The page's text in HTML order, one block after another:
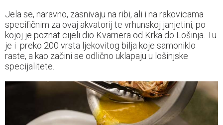
Jela se, naravno, zasnivaju na ribi, ali i na rakovicama
specifičnim za ovaj akvatorij te vrhunskoj janjetini, po
kojoj je poznat cijeli dio Kvarnera od Krka do Lošinja. Tu
je i preko 200 vrsta ljekovitog bilja koje samoniklo
raste, a kao začini se odlično uklapaju u lošinjske
specijalitete.